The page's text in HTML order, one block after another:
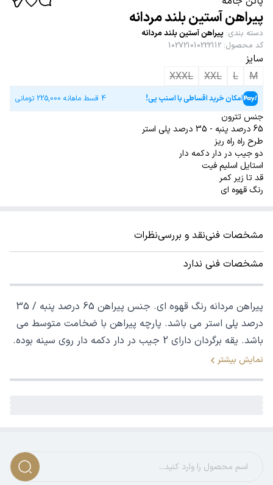
پیراهن آستین بلند مردانه
دسته بندی: پیراهن آستین بلند مردانه
کد محصول:
102721010222112
سایز
M
L
XXL
XXXL
امکان خرید اقساطی با اسنپ پی! 4 قسط ماهانه 225,000 تومانی
جنس تترون
65 درصد پنبه - 35 درصد پلی استر
طرح راه راه ریز
دو جیب در دار دکمه دار
استایل اسلیم فیت
قد تا زیر کمر
رنگ قهوه ای
مشخصات فنینقد و بررسینظرات
مشخصات فنی ندارد
پیراهن مردانه رنگ قهوه ای. جنس پیراهن 65 درصد پنبه / 35
درصد پلی استر می باشد. پارچه پیراهن با ضخامت متوسط می
باشد. یقه برگردان دارای 2 جیب در دار دکمه دار روی سینه بوده.
نمایش بیشتر